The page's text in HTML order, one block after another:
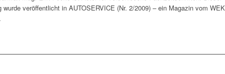
wurde veröffentlicht in AUTOSERVICE (Nr. 2/2009) – ein Magazin vom